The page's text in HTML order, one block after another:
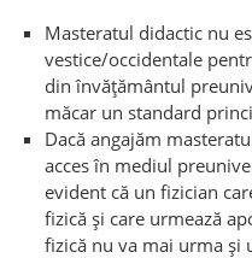
Masteratul didactic nu
vestice/occidentale
din învăţământul
măcar un standard
Dacă angajăm
acces în mediul
evident că un fizician
fizică şi care urmează
fizică nu va mai urma şi